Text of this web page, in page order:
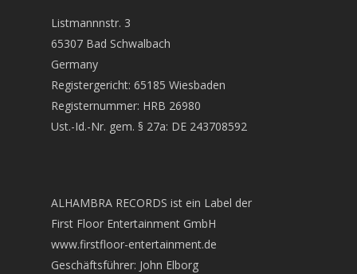
Listmannnstr. 3
65307 Bad Schwalbach
Germany
Registergericht: 65185 Wiesbaden
Registernummer: HRB 26980
Ust.-Id.-Nr. gem. § 27a: DE 243708592
ALHAMBRA RECORDS ist ein Label der
First Floor Entertainment GmbH
www.firstfloor-entertainment.de
Geschäftsführer: John Elborg